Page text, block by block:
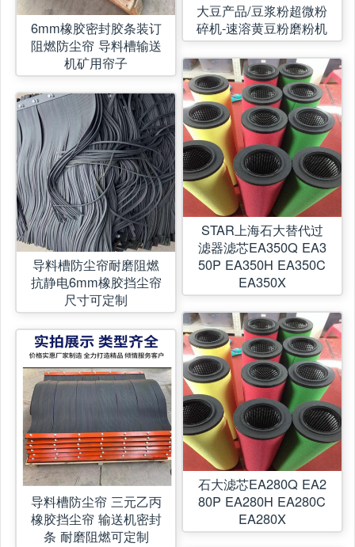
6mm橡胶密封胶条装订
阻燃防尘帘 导料槽输送
机矿用帘子
导料槽防尘帘耐磨阻燃
抗静电6mm橡胶挡尘帘
尺寸可定制
导料槽防尘帘 三元乙丙
橡胶挡尘帘 输送机密封
条 耐磨阻燃可定制
大豆产品/豆浆粉超微粉
碎机-速溶黄豆粉磨粉机
STAR上海石大替代过
滤器滤芯EA350Q EA3
50P EA350H EA350C
EA350X
石大滤芯EA280Q EA2
80P EA280H EA280C
EA280X